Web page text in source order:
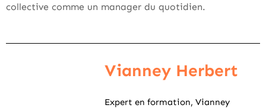
collective comme un manager du quotidien.
Vianney Herbert
Expert en formation, Vianney